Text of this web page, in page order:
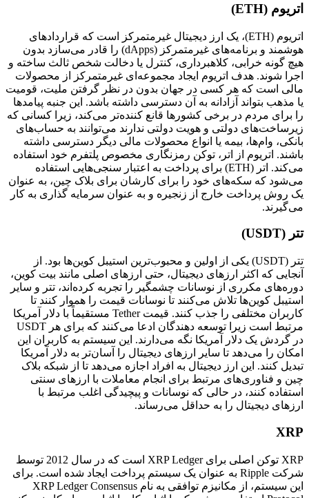
اتریوم (ETH)
اتریوم (ETH)، یک ارز دیجیتال غیرمتمرکز است که قراردادهای
هوشمند و برنامه‌های غیرمتمرکز (dApps) را قادر می‌سازد بدون
هیچ گونه خرابی، کلاهبرداری، کنترل یا دخالت شخص ثالث ساخته و
اجرا شوند. هدف اتریوم ایجاد مجموعه‌ای غیرمتمرکز از محصولات
مالی است که هر کسی در جهان بدون در نظر گرفتن ملیت، قومیت
یا مذهب بتواند آزادانه به آن دسترسی داشته باشد. این جنبه پیامدها
را برای مردم در برخی کشورها قانع ‌کننده‌تر می‌کند، زیرا کسانی که
زیرساخت‌های دولتی و هویت دولتی ندارند می‌توانند به حساب‌های
بانکی، وام‌ها، بیمه یا انواع محصولات مالی دیگر دسترسی داشته
باشند. اتریوم از اتر، توکن رمزنگاری مخصوص پلتفرم خود استفاده
می‌کند. اتر (ETH) برای پرداخت به اعتبار سنجی‌هایی استفاده
می‌شود که سکه‌های خود را برای کارشان برای بلاک چین، به عنوان
یک روش پرداخت خارج از زنجیره و به عنوان سرمایه گذاری به کار
می‌گیرند.
تتر (USDT)
تتر (USDT) یکی از اولین و محبوب‌ترین استیبل ‌کوین‌ها بود. از
آنجایی که اکثر ارزهای دیجیتال، حتی ارزهای اصلی مانند بیت کوین،
دوره‌های مکرری از نوسانات چشمگیر را تجربه کرده‌اند، تتر و سایر
استیبل کوین‌ها تلاش می‌کنند تا نوسانات قیمت را هموار کنند تا
کاربران مختلفی را جذب کنند. قیمت Tether مستقیماً با دلار آمریکا
مرتبط است زیرا توسعه دهندگان ادعا می‌کنند که برای هر USDT
در گردش یک دلار آمریکا نگه می‌دارند. این سیستم به کاربران این
امکان را می‌دهد تا سایر ارزهای دیجیتال را آسان‌تر به دلار آمریکا
تبدیل کنند. این ارز دیجیتال به افراد اجازه می‌دهد تا از شبکه بلاک
چین و فناوری‌های مرتبط برای انجام معاملات با ارزهای سنتی
استفاده کنند، در حالی که نوسانات و پیچیدگی اغلب مرتبط با
ارزهای دیجیتال را به حداقل می‌رساند.
XRP
XRP توکن اصلی برای XRP Ledger است که در سال 2012 توسط
شرکت Ripple به عنوان یک سیستم پرداخت ایجاد شده است. برای
این سیستم، از مکانیزم توافقی به نام XRP Ledger Consensus